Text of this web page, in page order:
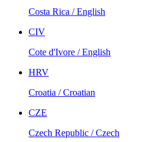
Costa Rica / English
CIV
Cote d'Ivore / English
HRV
Croatia / Croatian
CZE
Czech Republic / Czech